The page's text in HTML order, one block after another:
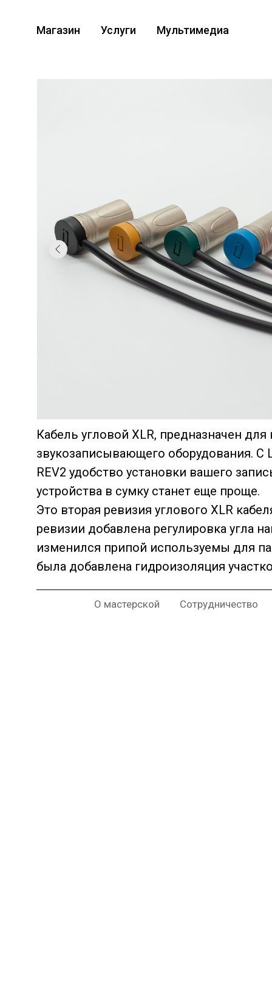
Магазин Услуги Мультимедиа
Кабель угловой XLR, предназначен
звукозаписывающего оборудования. С
REV2 удобство установки вашего
устройства в сумку станет еще проще.
Это вторая ревизия углового XLR
ревизии добавлена регулировка угла
изменился припой используемы для
была добавлена гидроизоляция
Сотрудничество
О мастерской